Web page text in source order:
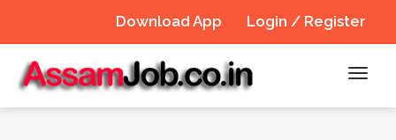
Login / Register
Download App